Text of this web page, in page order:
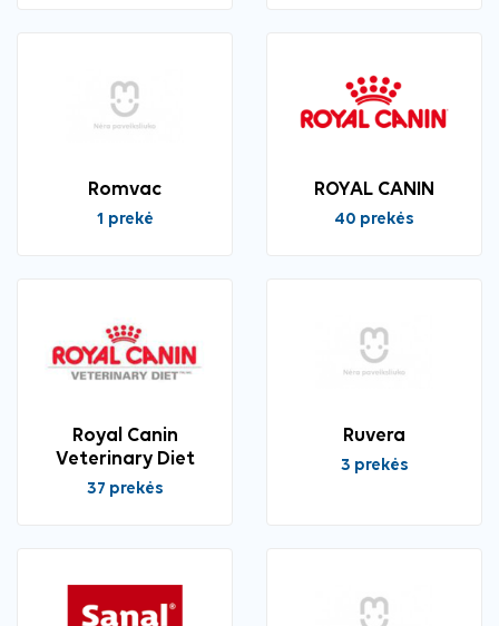
Romvac
1 prekė
ROYAL CANIN
40 prekės
Royal Canin
Veterinary Diet
37 prekės
Ruvera
3 prekės